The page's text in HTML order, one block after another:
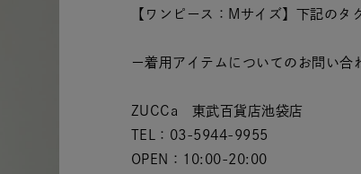
【ワンピース：Mサイズ】下記のタ
ー着用アイテムについてのお問い合
ZUCCa 東武百貨店池袋店
TEL：03-5944-9955
OPEN：10:00-20:00